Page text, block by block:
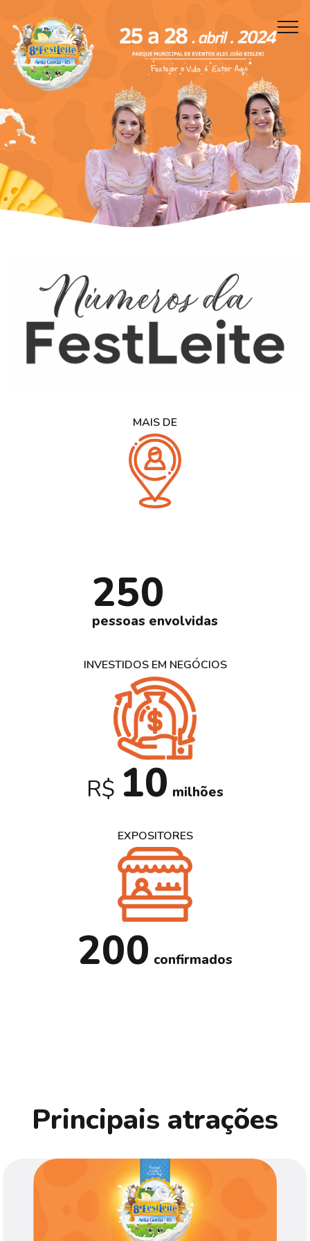
MAIS DE
250
pessoas envolvidas
INVESTIDOS EM NEGÓCIOS
R$ 10 milhões
EXPOSITORES
200 confirmados
Principais atrações